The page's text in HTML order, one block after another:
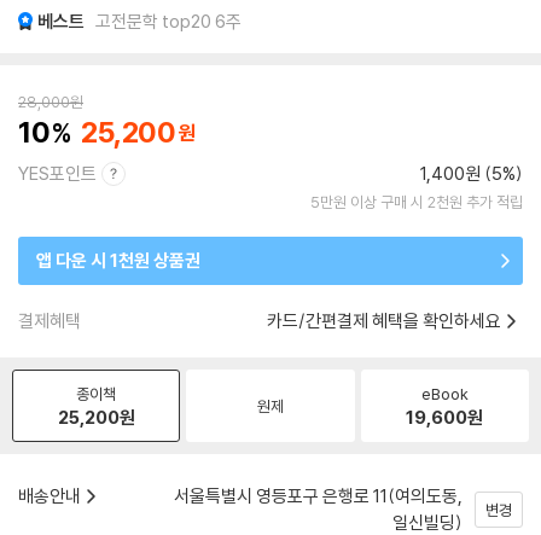
베스트 고전문학 top20 6주
28,000원
10 25,200
YES포인트 1,400원 (5%)
5만원 이상 구매 시 2천원 추가 적립
앱 다운 시 1천원 상품권
결제혜택 카드/간편결제 혜택을 확인하세요
종이책
25,200원 원제
eBook
19,600원
배송안내
서울특별시 영등포구 은행로 11(여의도동,
일신빌딩)
변경